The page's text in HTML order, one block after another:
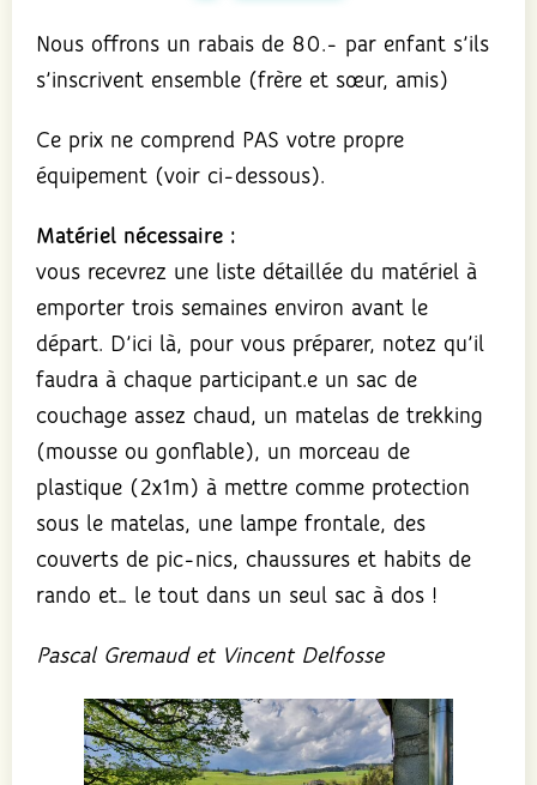
Nous offrons un rabais de 80.- par enfant s’ils
s’inscrivent ensemble (frère et sœur, amis)
Ce prix ne comprend PAS votre propre
équipement (voir ci-dessous).
Matériel nécessaire :
vous recevrez une liste détaillée du matériel à
emporter trois semaines environ avant le
départ. D’ici là, pour vous préparer, notez qu’il
faudra à chaque participant.e un sac de
couchage assez chaud, un matelas de trekking
(mousse ou gonflable), un morceau de
plastique (2x1m) à mettre comme protection
sous le matelas, une lampe frontale, des
couverts de pic-nics, chaussures et habits de
rando et… le tout dans un seul sac à dos !
Pascal Gremaud et Vincent Delfosse